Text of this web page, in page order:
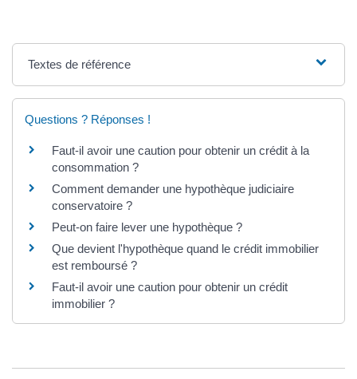
Textes de référence
Questions ? Réponses !
Faut-il avoir une caution pour obtenir un crédit à la
consommation ?
Comment demander une hypothèque judiciaire
conservatoire ?
Peut-on faire lever une hypothèque ?
Que devient l'hypothèque quand le crédit immobilier
est remboursé ?
Faut-il avoir une caution pour obtenir un crédit
immobilier ?